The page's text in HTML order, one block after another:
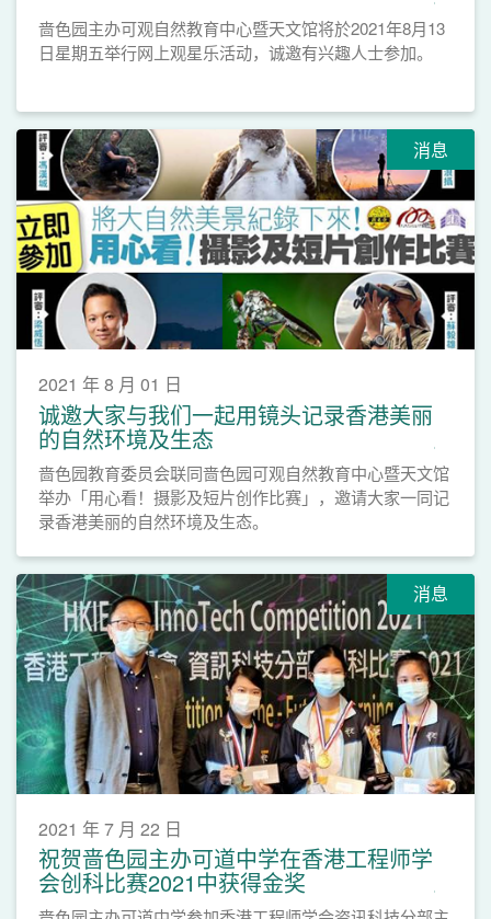
啬色园主办可观自然教育中心暨天文馆将於2021年8月13
日星期五举行网上观星乐活动，诚邀有兴趣人士参加。
消息
2021 年 8 月 01 日
诚邀大家与我们一起用镜头记录香港美丽
的自然环境及生态
啬色园教育委员会联同啬色园可观自然教育中心暨天文馆
举办「用心看！摄影及短片创作比赛」，邀请大家一同记
录香港美丽的自然环境及生态。
消息
2021 年 7 月 22 日
祝贺啬色园主办可道中学在香港工程师学
会创科比赛2021中获得金奖